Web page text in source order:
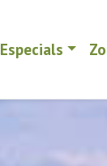
Especials